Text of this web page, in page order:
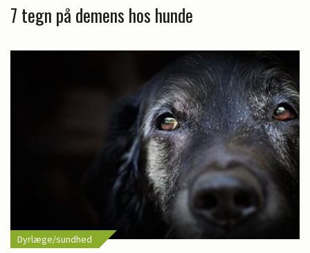
7 tegn på demens hos hunde
Dyrlæge/sundhed